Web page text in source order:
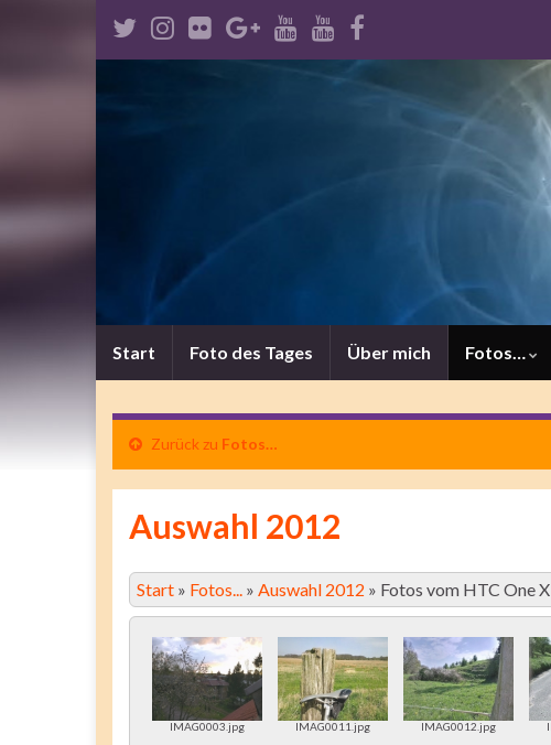
Start Foto des Tages Über mich Fotos…
Zurück zu Fotos…
Auswahl 2012
Start » Fotos... » Auswahl 2012 » Fotos vom HTC One X
IMAG0003.jpg IMAG0011.jpg IMAG0012.jpg